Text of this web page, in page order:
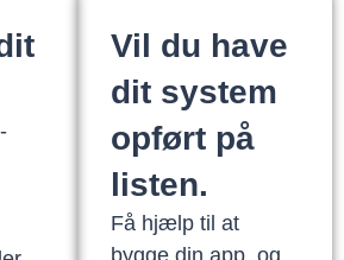
Vil du have
dit system
opført på
listen.
Få hjælp til at
bygge din app, og